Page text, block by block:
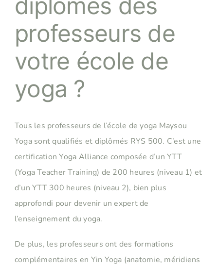
professeurs de
votre école de
yoga ?
Tous les professeurs de l’école de yoga Maysou
Yoga sont qualifiés et diplômés RYS 500. C’est une
certification Yoga Alliance composée d’un YTT
(Yoga Teacher Training) de 200 heures (niveau 1) et
d’un YTT 300 heures (niveau 2), bien plus
approfondi pour devenir un expert de
l’enseignement du yoga.
De plus, les professeurs ont des formations
complémentaires en Yin Yoga (anatomie, méridiens